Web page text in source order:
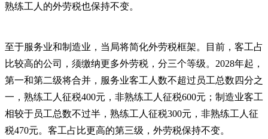
熟练工人的外劳税也保持不变。
至于服务业和制造业，当局将简化外劳税框架。目前，客工占
比较高的公司，须缴纳更多外劳税，分三个等级。2028年起，
第一和第二级将合并，服务业客工人数不超过员工总数四分之
一，熟练工人征税400元，非熟练工人征税600元；制造业客工
相较于员工总数不过半，熟练工人征税300元，非熟练工人征
税470元。客工占比更高的第三级，外劳税保持不变。